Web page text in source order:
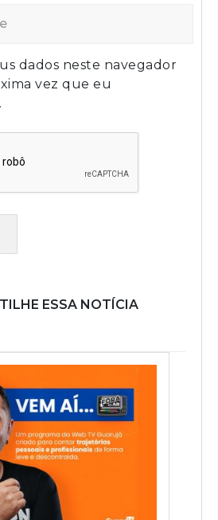
dados neste navegador
vez que eu
ESSA NOTÍCIA